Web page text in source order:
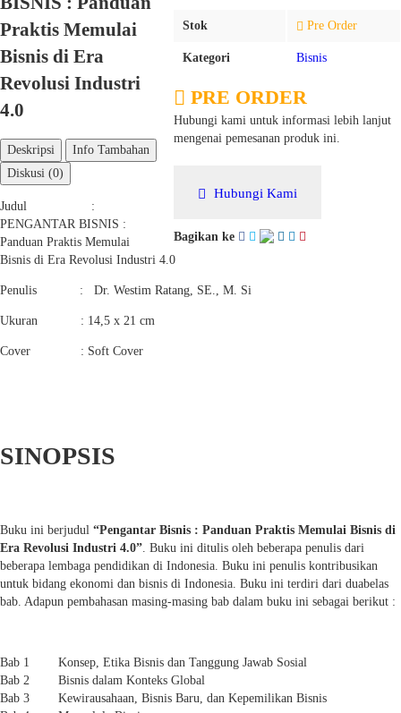
Stok Pre Order
Kategori Bisnis
PRE ORDER
Hubungi kami untuk informasi lebih lanjut
mengenai pemesanan produk ini.
Hubungi Kami
Bagikan ke
Praktis Memulai
Bisnis di Era
Revolusi Industri
4.0
Deskripsi
Info Tambahan
Diskusi (0)
Judul :
PENGANTAR BISNIS :
Panduan Praktis Memulai
Bisnis di Era Revolusi Industri 4.0
Penulis : Dr. Westim Ratang, SE., M. Si
Ukuran : 14,5 x 21 cm
Cover : Soft Cover
SINOPSIS
Buku ini berjudul “Pengantar Bisnis : Panduan Praktis Memulai Bisnis di
Era Revolusi Industri 4.0” . Buku ini ditulis oleh beberapa penulis dari
beberapa lembaga pendidikan di Indonesia. Buku ini penulis kontribusikan
untuk bidang ekonomi dan bisnis di Indonesia. Buku ini terdiri dari duabelas
bab. Adapun pembahasan masing-masing bab dalam buku ini sebagai berikut :
Bab 1
Konsep, Etika Bisnis dan Tanggung Jawab Sosial
Bab 2
Bisnis dalam Konteks Global
Bab 3
Kewirausahaan, Bisnis Baru, dan Kepemilikan Bisnis